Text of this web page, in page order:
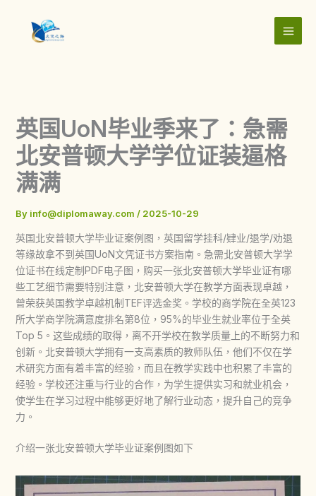
content
英国UoN毕业季来了：急需
北安普顿大学学位证装逼格
满满
By info@diplomaway.com / 2025-10-29
英国北安普顿大学毕业证案例图，英国留学挂科/肄业/退学/劝退
等缘故拿不到英国UoN文凭证书方案指南。急需北安普顿大学学
位证书在线定制PDF电子图，购买一张北安普顿大学毕业证有哪
些工艺细节需要特别注意，北安普顿大学在教学方面表现卓越，
曾荣获英国教学卓越机制TEF评选金奖。学校的商学院在全英123
所大学商学院满意度排名第8位，95%的毕业生就业率位于全英
Top 5。这些成绩的取得，离不开学校在教学质量上的不断努力和
创新。北安普顿大学拥有一支高素质的教师队伍，他们不仅在学
术研究方面有着丰富的经验，而且在教学实践中也积累了丰富的
经验。学校还注重与行业的合作，为学生提供实习和就业机会，
使学生在学习过程中能够更好地了解行业动态，提升自己的竞争
力。
介绍一张北安普顿大学毕业证案例图如下